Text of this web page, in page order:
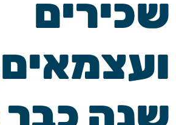
שכירים